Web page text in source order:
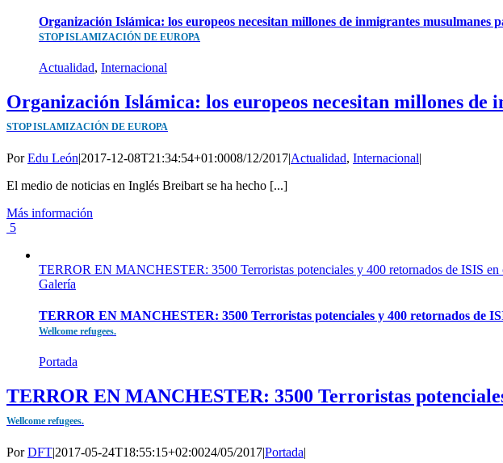
Organización Islámica: los europeos necesitan millones de inmigrantes musulmanes
STOP ISLAMIZACIÓN DE EUROPA
Actualidad, Internacional
Organización Islámica: los europeos necesitan millones de
STOP ISLAMIZACIÓN DE EUROPA
PorEdu León|2017-12-08T21:34:54+01:0008/12/2017|Actualidad, Internacional|
El medio de noticias en Inglés Breibart se ha hecho [...]
Más información
5
TERROR EN MANCHESTER: 3500 Terroristas potenciales y 400 retornados de ISIS en
Galería
TERROR EN MANCHESTER: 3500 Terroristas potenciales y 400 retornados de
Wellcome refugees.
Portada
TERROR EN MANCHESTER: 3500 Terroristas
Wellcome refugees.
PorDFT|2017-05-24T18:55:15+02:0024/05/2017|Portada|